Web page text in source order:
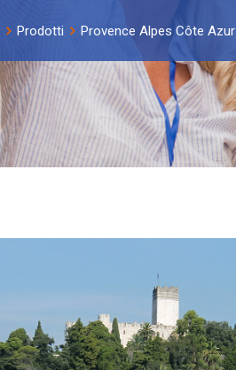
Prodotti Provence Alpes Côte Azur